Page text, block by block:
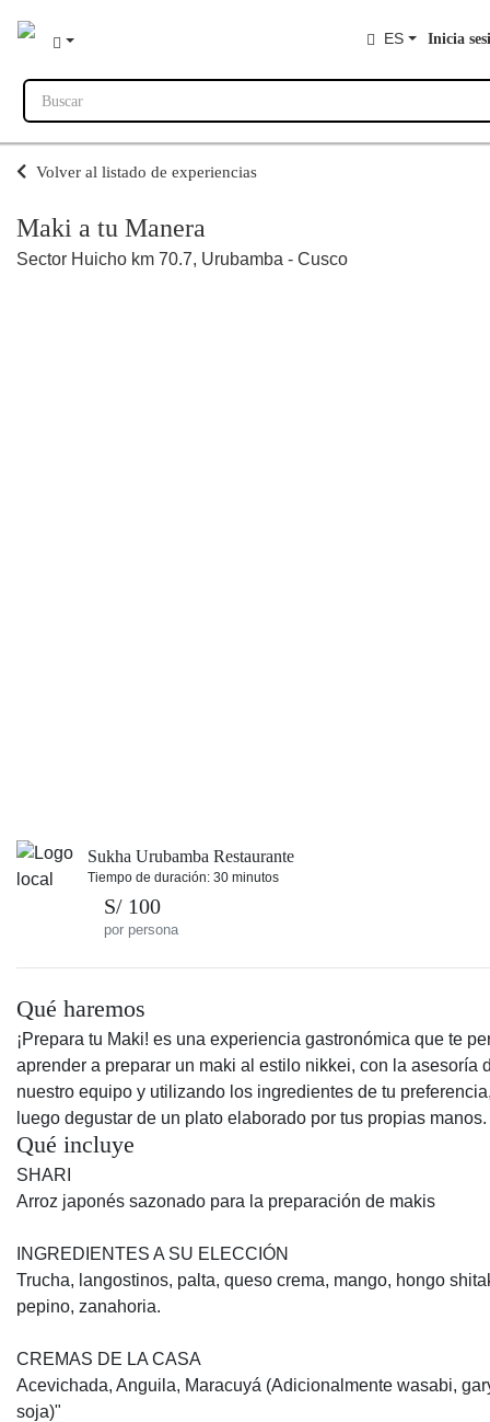
ES Inicia
Buscar
Volver al listado de experiencias
Maki a tu Manera
Sector Huicho km 70.7, Urubamba - Cusco
Sukha Urubamba Restaurante
Tiempo de duración: 30 minutos
S/ 100
por persona
Qué haremos
¡Prepara tu Maki! es una experiencia gastronómica que te
aprender a preparar un maki al estilo nikkei, con la asesoría
nuestro equipo y utilizando los ingredientes de tu
luego degustar de un plato elaborado por tus propias manos.
Qué incluye
SHARI
Arroz japonés sazonado para la preparación de makis
INGREDIENTES A SU ELECCIÓN
Trucha, langostinos, palta, queso crema, mango, hongo
pepino, zanahoria.
CREMAS DE LA CASA
Acevichada, Anguila, Maracuyá (Adicionalmente wasabi,
soja)"